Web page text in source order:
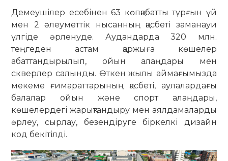
Демеушілер есебінен 63 көпқабатты тұрғын үй
мен 2 әлеуметтік нысанның қасбеті заманауи
үлгіде әрленуде. Аудандарда 320 млн.
теңгеден астам қаржыға көшелер
абаттандырылып, ойын алаңдары мен
скверлер салынды. Өткен жылы аймағымызда
мекеме ғимараттарының қасбеті, аулалардағы
балалар ойын және спорт алаңдары,
көшелердегі жарықтандыру мен аялдамаларды
әрлеу, сырлау, безендіруге біркелкі дизайн
код бекітілді.